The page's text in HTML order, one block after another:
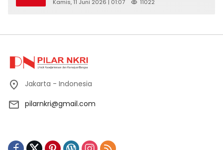
Kamis, 11 Juni 2026 | 01:07 11022
Jakarta - Indonesia
pilarnkri@gmail.com